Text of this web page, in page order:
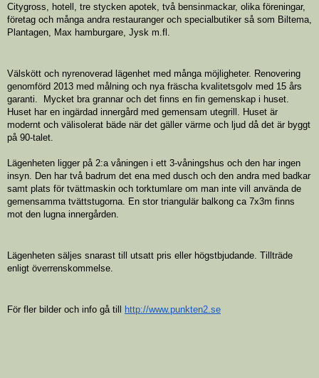
Citygross, hotell, tre stycken apotek, två bensinmackar, olika föreningar,
företag och många andra restauranger och specialbutiker så som Biltema,
Plantagen, Max hamburgare, Jysk m.fl.
Välskött och nyrenoverad lägenhet med många möjligheter. Renovering
genomförd 2013 med målning och nya fräscha kvalitetsgolv med 15 års
garanti. Mycket bra grannar och det finns en fin gemenskap i huset.
Huset har en ingärdad innergård med gemensam utegrill. Huset är
modernt och välisolerat bäde när det gäller värme och ljud då det är byggt
på 90-talet.
Lägenheten ligger på 2:a våningen i ett 3-våningshus och den har ingen
insyn. Den har två badrum det ena med dusch och den andra med badkar
samt plats för tvättmaskin och torktumlare om man inte vill använda de
gemensamma tvättstugorna. En stor triangulär balkong ca 7x3m finns
mot den lugna innergården.
Lägenheten säljes snarast till utsatt pris eller högstbjudande. Tillträde
enligt överrenskommelse.
För fler bilder och info gå till http://www.punkten2.se